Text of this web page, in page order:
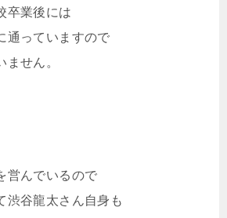
卒業後には
通っていますので
ません。
営んでいるので
渋谷龍太さん自身も